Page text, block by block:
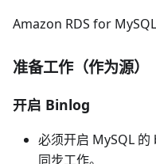
Amazon RDS for
准备工作（作为源）
开启 Binlog
必须开启 MySQL
同步工作。